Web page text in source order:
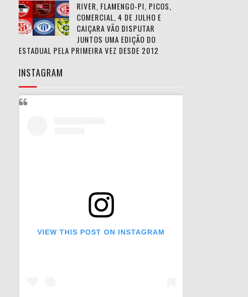
RIVER, FLAMENGO-PI, PICOS,
COMERCIAL, 4 DE JULHO E
CAIÇARA VÃO DISPUTAR
JUNTOS UMA EDIÇÃO DO
ESTADUAL PELA PRIMEIRA VEZ DESDE 2012
INSTAGRAM
VIEW THIS POST ON INSTAGRAM